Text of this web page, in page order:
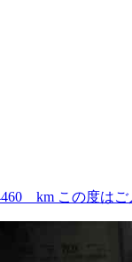
km この度はご